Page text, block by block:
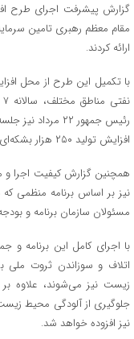
مقام معظم رهبری تامین
ارائه کردند.
رئیس جمهور ۲۲
افزایش تولید ۲۵۰ هزار بشکه‌ای نفت برگزار کرده بود.
همچنین گزارش کیفیت اجرا
نیز بر اساس برنامه منظمی
مسئولان سازمان برنامه و
با اجرای کامل این برنامه و
اتلاف و سوزاندن ثروت ملی
زیست نیز می‌شوند، علاوه
نیز افزوده خواهد شد.